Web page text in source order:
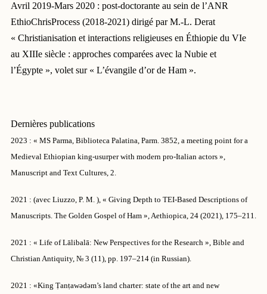
Avril 2019-Mars 2020 : post-doctorante au sein de l’ANR
EthioChrisProcess (2018-2021) dirigé par M.-L. Derat
« Christianisation et interactions religieuses en Éthiopie du VIe
au XIIIe siècle : approches comparées avec la Nubie et
l’Égypte », volet sur « L’évangile d’or de Ham ».
Dernières publications
2023 : « MS Parma, Biblioteca Palatina, Parm. 3852, a meeting point for a
Medieval Ethiopian king-usurper with modern pro-Italian actors »,
Manuscript and Text Cultures, 2.
2021 : (avec Liuzzo, P. M. ), « Giving Depth to TEI-Based Descriptions of
Manuscripts. The Golden Gospel of Ham », Aethiopica, 24 (2021), 175–211.
2021 : « Life of Lālibalā: New Perspectives for the Research », Bible and
Christian Antiquity, № 3 (11), pp. 197–214 (in Russian).
2021 : «King Ṭanṭawǝdǝm’s land charter: state of the art and new